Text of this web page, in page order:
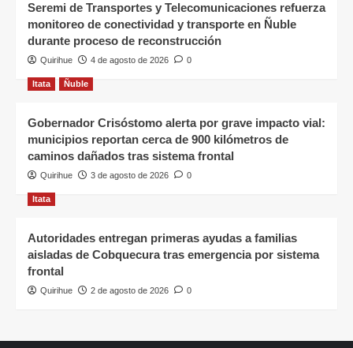
Seremi de Transportes y Telecomunicaciones refuerza
monitoreo de conectividad y transporte en Ñuble
durante proceso de reconstrucción
Quirihue 4 de agosto de 2026 0
Itata Ñuble
Gobernador Crisóstomo alerta por grave impacto vial:
municipios reportan cerca de 900 kilómetros de
caminos dañados tras sistema frontal
Quirihue 3 de agosto de 2026 0
Itata
Autoridades entregan primeras ayudas a familias
aisladas de Cobquecura tras emergencia por sistema
frontal
Quirihue 2 de agosto de 2026 0